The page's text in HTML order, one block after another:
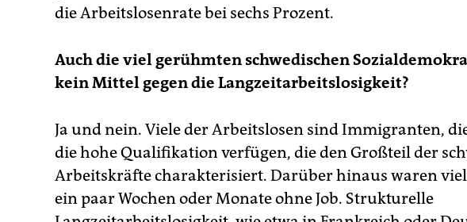
die Arbeitslosenrate bei sechs Prozent.
Auch die viel gerühmten schwedischen
kein Mittel gegen die Langzeitarbeitslosigkeit?
Ja und nein. Viele der Arbeitslosen sind Immigranten,
die hohe Qualifikation verfügen, die den Großteil der
Arbeitskräfte charakterisiert. Darüber hinaus waren
ein paar Wochen oder Monate ohne Job. Strukturelle